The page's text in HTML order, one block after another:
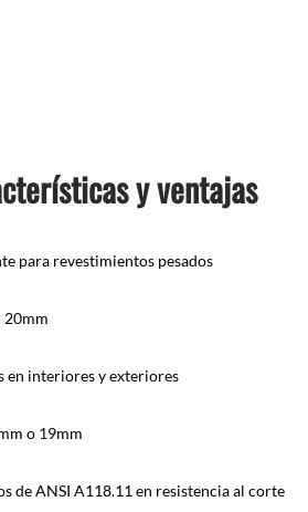
y ventajas
para revestimientos pesados
20mm
en interiores y exteriores
o 19mm
de ANSI A118.11 en resistencia al corte